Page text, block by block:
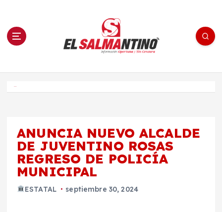
n El Salmantino - medios/noticias/editorial
ANUNCIA NUEVO ALCALDE
DE JUVENTINO ROSAS
REGRESO DE POLICÍA
MUNICIPAL
ESTATAL septiembre 30, 2024